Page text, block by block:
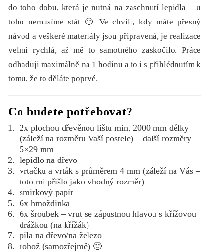
do toho dobu, která je nutná na zaschnutí lepidla – u
toho nemusíme stát 🙂 Ve chvíli, kdy máte přesný
návod a veškeré materiály jsou připravená, je realizace
velmi rychlá, až mě to samotného zaskočilo. Práce
odhaduji maximálně na 1 hodinu a to i s přihlédnutím k
tomu, že to děláte poprvé.
Co budete potřebovat?
2x plochou dřevěnou lištu min. 2000 mm délky
(záleží na rozměru Vaší postele) – další rozměry
5×29 mm
lepidlo na dřevo
vrtačku a vrták s průměrem 4 mm (záleží na Vás –
toto mi přišlo jako vhodný rozměr)
smirkový papír
6x hmoždinka
6x šroubek – vrut se zápustnou hlavou s křížovou
drážkou (na křížák)
pila na dřevo/na železo
rohož (samozřejmě) 🙂